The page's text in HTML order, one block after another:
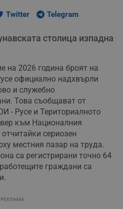
Twitter Telegram
столица изпадна
на 2026 година броят на
официално надхвърли
и служебно
Това съобщават от
- Русе и Териториалното
към Националния
сериозен
местния пазар на труда.
са регистрирани точно 64
граждани са
РЕКЛАМА